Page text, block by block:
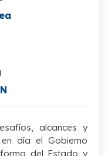
alcances y
día el Gobierno
del Estado y